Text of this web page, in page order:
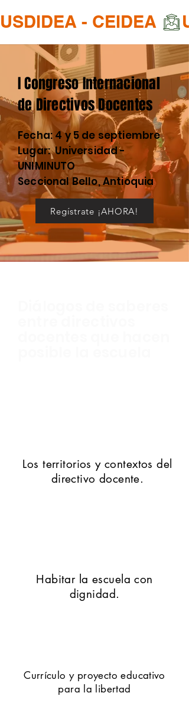
USDIDEA - CEIDEA
I Congreso Internacional
de Directivos Docentes
Fecha: 4 y 5 de septiembre
Lugar: Universidad -
UNIMINUTO
Seccional Bello, Antioquia
Regístrate ¡AHORA!
Los territorios y contextos del
directivo docente.
Habitar la escuela con
dignidad.
Currículo y proyecto educativo
para la libertad